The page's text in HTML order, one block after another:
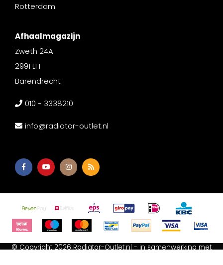
Rotterdam
Afhaalmagazijn
Zweth 24A
2991 LH
Barendrecht
010 - 3338210
info@radiator-outlet.nl
© Copyright 2026 Radiator-Outlet.nl - in samenwerking met